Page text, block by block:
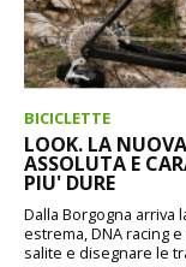
BICICLETTE
LOOK. LA
ASSOLUTA E
PIU' DURE
Dalla Borgogna arriva
estrema, DNA racing
salite e disegnare le